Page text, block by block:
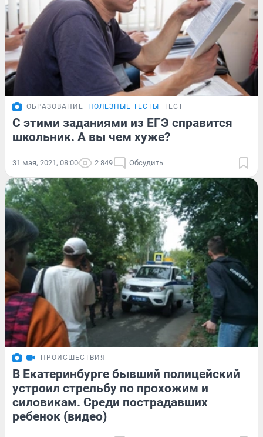
ОБРАЗОВАНИЕ ПОЛЕЗНЫЕ ТЕСТЫ ТЕСТ
С этими заданиями из ЕГЭ справится
школьник. А вы чем хуже?
31 мая, 2021, 08:00 2 849 Обсудить
ПРОИСШЕСТВИЯ
В Екатеринбурге бывший полицейский
устроил стрельбу по прохожим и
силовикам. Среди пострадавших
ребенок (видео)